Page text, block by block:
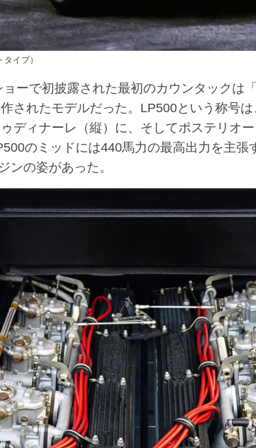
イプ）
ーで初披露された最初のカウンタックは
されたモデルだった。LP500という称号
ディナーレ（縦）に、そしてポステリオ
のミッドには440馬力の最高出力を主
ンの姿があった。